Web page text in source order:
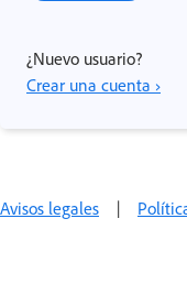
¿Nuevo usuario?
Crear una cuenta ›
Avisos legales |